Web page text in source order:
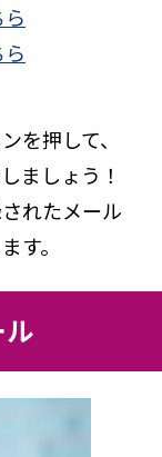
を押して、
ましょう！
れたメール
す。
ル